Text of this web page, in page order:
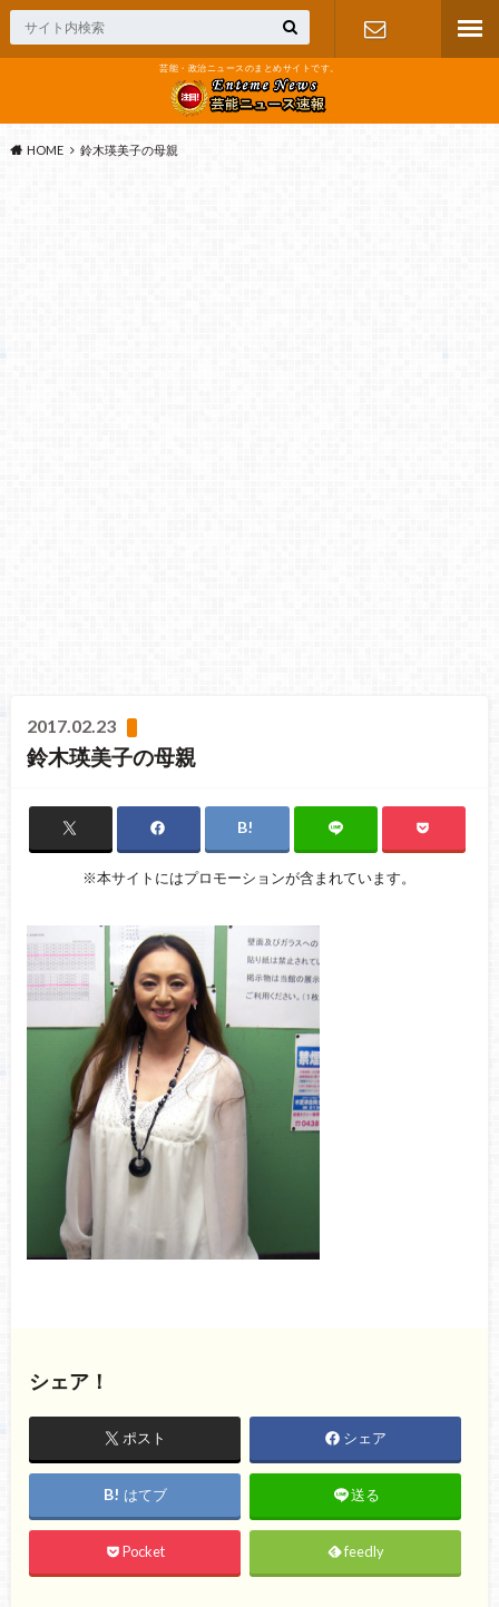
芸能・政治ニュースのまとめサイトです。
HOME 鈴木瑛美子の母親
2017.02.23
鈴木瑛美子の母親
※本サイトにはプロモーションが含まれています。
シェア！
ポスト シェア
はてブ 送る
Pocket feedly